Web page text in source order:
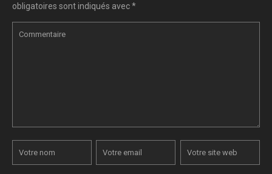
obligatoires sont indiqués avec*